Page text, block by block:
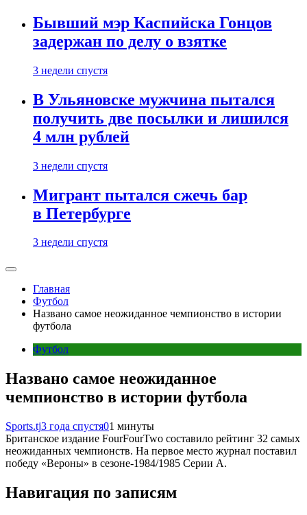
Бывший мэр Каспийска Гонцов
задержан по делу о взятке
3 недели спустя
В Ульяновске мужчина пытался
получить две посылки и лишился
4 млн рублей
3 недели спустя
Мигрант пытался сжечь бар
в Петербурге
3 недели спустя
Главная
Футбол
Названо самое неожиданное чемпионство в истории
футбола
Футбол
Названо самое неожиданное
чемпионство в истории футбола
Sports.tj3 года спустя01 минуты
Британское издание FourFourTwo составило рейтинг 32 самых
неожиданных чемпионств. На первое место журнал поставил
победу «Вероны» в сезоне-1984/1985 Серии А.
Навигация по записям